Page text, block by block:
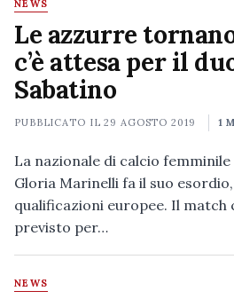
NEWS
Le azzurre
c’è attesa per il
Sabatino
PUBBLICATO IL29 AGOSTO 2019 1
La nazionale di calcio femminile
Gloria Marinelli fa il suo
qualificazioni europee. Il
previsto per…
NEWS